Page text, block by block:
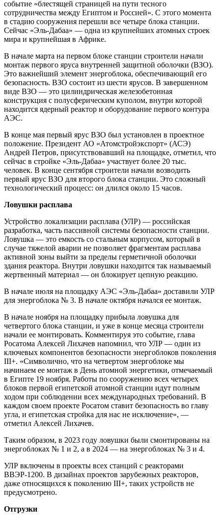
событие «блестящей страницей на пути тесного
сотрудничества между Египтом и Россией». С этого момента
в стадию сооружения перешли все четыре блока станции.
Сейчас «Эль-Дабаа» — одна из крупнейших атомных строек
мира и крупнейшая в Африке.
В начале марта на первом блоке станции строители начали
монтаж первого яруса внутренней защитной оболочки (ВЗО).
Это важнейший элемент энергоблока, обеспечивающий его
безопасность. ВЗО состоит из шести ярусов. В завершенном
виде ВЗО — это цилиндрическая железобетонная
конструкция с полусферическим куполом, внутри которой
находится ядерный реактор и оборудование первого контура
АЭС.
В конце мая первый ярус ВЗО был установлен в проектное
положение. Президент АО «Атомстройэкспорт» (АСЭ)
Андрей Петров, присутствовавший на площадке, отметил, что
сейчас в стройке «Эль-Дабаа» участвует более 20 тыс.
человек. В конце сентября строители начали возводить
первый ярус ВЗО для второго блока станции. Это сложный
технологический процесс: он длился около 15 часов.
Ловушки расплава
Устройство локализации расплава (УЛР) — российская
разработка, часть пассивной системы безопасности станции.
Ловушка — это емкость со стальным корпусом, который в
случае тяжелой аварии не позволяет фрагментам расплава
активной зоны выйти за пределы герметичной оболочки
здания реактора. Внутри ловушки находится так называемый
жертвенный материал — он блокирует цепную реакцию.
В начале июля на площадку АЭС «Эль-Дабаа» доставили УЛР
для энергоблока № 3. В начале октября начался ее монтаж.
В начале ноября на площадку прибыла ловушка для
четвертого блока станции, и уже в конце месяца строители
начали ее монтировать. Комментируя это событие, глава
Росатома Алексей Лихачев напомнил, что УЛР — один из
ключевых компонентов безопасности энергоблоков поколения
III+. «Символично, что на четвертом энергоблоке мы
начинаем ее монтаж в День атомной энергетики, отмечаемый
в Египте 19 ноября. Работы по сооружению всех четырех
блоков первой египетской атомной станции идут полным
ходом при соблюдении всех международных требований. В
каждом своем проекте Росатом ставит безопасность во главу
угла, и египетская стройка для нас не исключение», —
отметил Алексей Лихачев.
Таким образом, в 2023 году ловушки были смонтированы на
энергоблоках № 1 и 2, а в 2024 — на энергоблоках № 3 и 4.
УЛР включены в проекты всех станций с реакторами
ВВЭР‑1200. В дизайнах проектов зарубежных реакторов,
даже относящихся к поколению III+, таких устройств не
предусмотрено.
Отгрузки